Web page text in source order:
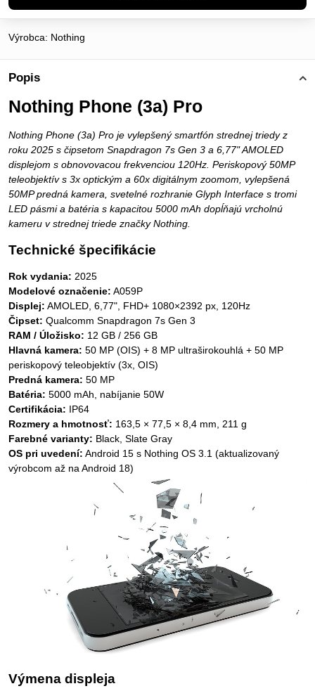
Výrobca: Nothing
Popis
Nothing Phone (3a) Pro
Nothing Phone (3a) Pro je vylepšený smartfón strednej triedy z
roku 2025 s čipsetom Snapdragon 7s Gen 3 a 6,77" AMOLED
displejom s obnovovacou frekvenciou 120Hz. Periskopový 50MP
teleobjektív s 3x optickým a 60x digitálnym zoomom, vylepšená
50MP predná kamera, svetelné rozhranie Glyph Interface s tromi
LED pásmi a batéria s kapacitou 5000 mAh dopĺňajú vrcholnú
kameru v strednej triede značky Nothing.
Technické špecifikácie
Rok vydania: 2025
Modelové označenie: A059P
Displej: AMOLED, 6,77", FHD+ 1080×2392 px, 120Hz
Čipset: Qualcomm Snapdragon 7s Gen 3
RAM / Úložisko: 12 GB / 256 GB
Hlavná kamera: 50 MP (OIS) + 8 MP ultraširokouhlá + 50 MP
periskopový teleobjektív (3x, OIS)
Predná kamera: 50 MP
Batéria: 5000 mAh, nabíjanie 50W
Certifikácia: IP64
Rozmery a hmotnosť: 163,5 × 77,5 × 8,4 mm, 211 g
Farebné varianty: Black, Slate Gray
OS pri uvedení: Android 15 s Nothing OS 3.1 (aktualizovaný
výrobcom až na Android 18)
Výmena displeja